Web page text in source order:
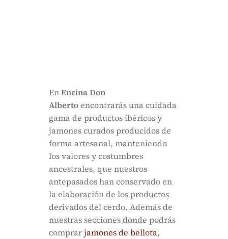
EnEncina Don
Albertoencontrarás una cuidada
gama de productos ibéricos y
jamones curados producidos de
forma artesanal, manteniendo
los valores y costumbres
ancestrales, que nuestros
antepasados han conservado en
la elaboración de los productos
derivados del cerdo. Además de
nuestras secciones donde podrás
comprarjamones de bellota,